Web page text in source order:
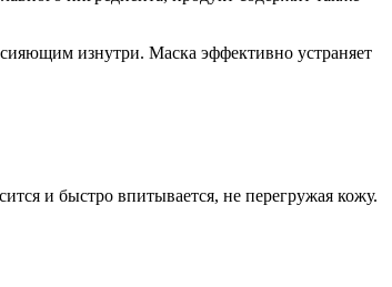
изнутри. Маска эффективно устраняет
и быстро впитывается, не перегружая кожу.